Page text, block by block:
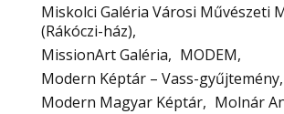
Miskolci Galéria Városi Művészeti
(Rákóczi-ház)
MissionArt Galéria
MODEM
Modern Képtár – Vass-gyűjtemény
Modern Magyar Képtár
Molnár